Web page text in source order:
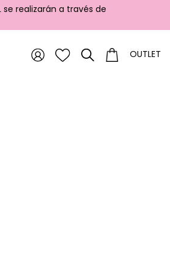
se realizarán a través de
OUTLET